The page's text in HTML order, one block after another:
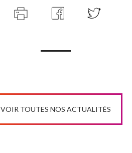
VOIR TOUTES NOS ACTUALITÉS